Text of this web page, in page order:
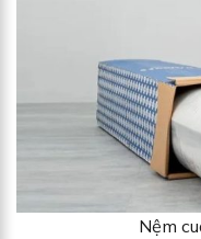
Nệm